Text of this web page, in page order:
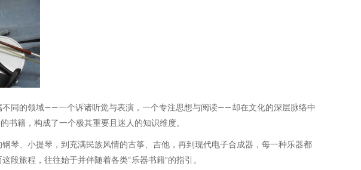
同的领域——一个诉诸听觉与表演，一个专注思想与阅读——却在文化的深层脉络中
书籍，构成了一个极其重要且迷人的知识维度。
琴、小提琴，到充满民族风情的古筝、吉他，再到现代电子合成器，每一种乐器都
旅程，往往始于并伴随着各类“乐器书籍”的指引。